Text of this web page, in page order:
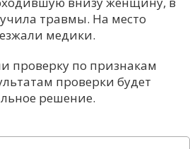
Я
травмы. На место
медики.
проверку по признакам
проверки будет
решение.